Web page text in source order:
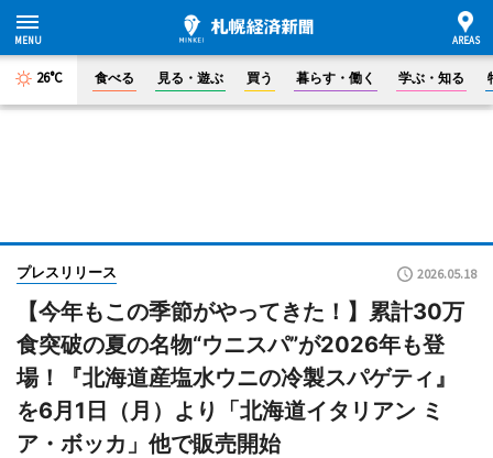
26°C 食べる 見る・遊ぶ 買う 暮らす・働く 学ぶ・知る
プレスリリース 2026.05.18
【今年もこの季節がやってきた！】累計30万
食突破の夏の名物“ウニスパ”が2026年も登
場！『北海道産塩水ウニの冷製スパゲティ』
を6月1日（月）より「北海道イタリアン ミ
ア・ボッカ」他で販売開始